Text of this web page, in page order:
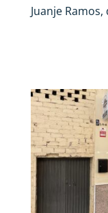
Juanje